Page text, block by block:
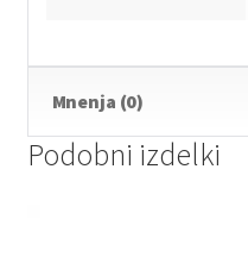
Mnenja (0)
Podobni izdelki